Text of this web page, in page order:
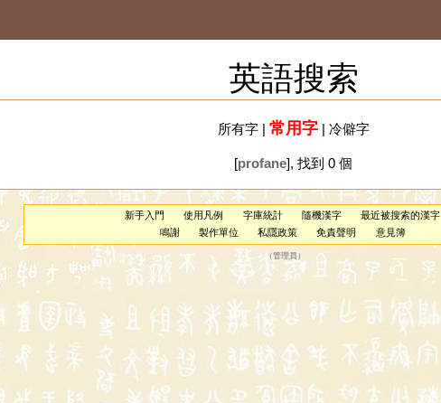
英語搜索
所有字| 常用字| 冷僻字
[profane], 找到 0 個
新手入門 使用凡例 字庫統計 隨機漢字
最近被搜索的漢字
鳴謝
製作單位 私隱政策 免責聲明 意見簿
（管理員 ）